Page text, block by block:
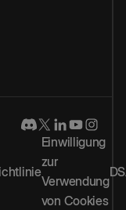
Einwilligung
zur
Verwendung
von Cookies